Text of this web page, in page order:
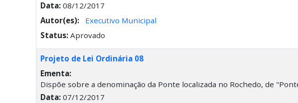
Data:08/12/2017
Autor(es):
Executivo Municipal
Status:Aprovado
Projeto de Lei Ordinária 08
Ementa:
Dispõe sobre a denominação da Ponte localizada no Rochedo, de
Data:07/12/2017